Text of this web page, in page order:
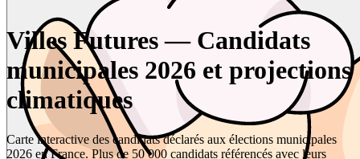
Villes Futures — Candidats
municipales 2026 et projections
climatiques
Carte interactive des candidats déclarés aux élections municipales
2026 en France. Plus de 50 000 candidats référencés avec leurs